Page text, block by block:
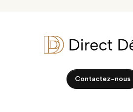
Contactez-nous